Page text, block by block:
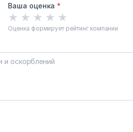
Ваша оценка *
★ ★ ★ ★ ★
Оценка формирует рейтинг компании